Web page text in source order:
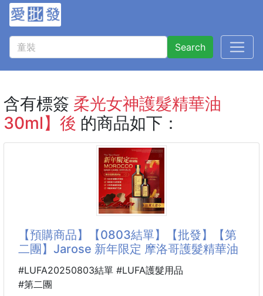
Search
含有標簽 柔光女神護髮精華油
30ml】後 的商品如下：
【預購商品】【0803結單】【批發】【第
二團】Jarose 新年限定 摩洛哥護髮精華油
#LUFA20250803結單 #LUFA護髮用品
#第二團